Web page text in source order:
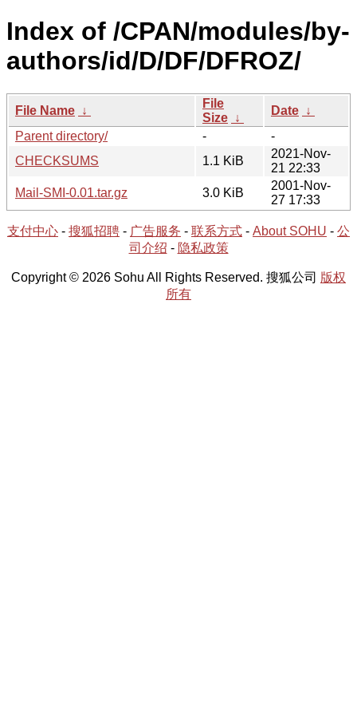
Index of /CPAN/modules/by-
authors/id/D/DF/DFROZ/
File Name ↓
File
Size ↓
Date ↓
Parent directory/
-
-
CHECKSUMS
1.1 KiB
2021-Nov-
21 22:33
Mail-SMI-0.01.tar.gz
3.0 KiB
2001-Nov-
27 17:33
支付中心 - 搜狐招聘 - 广告服务 - 联系方式 - About SOHU - 公
司介绍 - 隐私政策
Copyright © 2026 Sohu All Rights Reserved. 搜狐公司 版权
所有